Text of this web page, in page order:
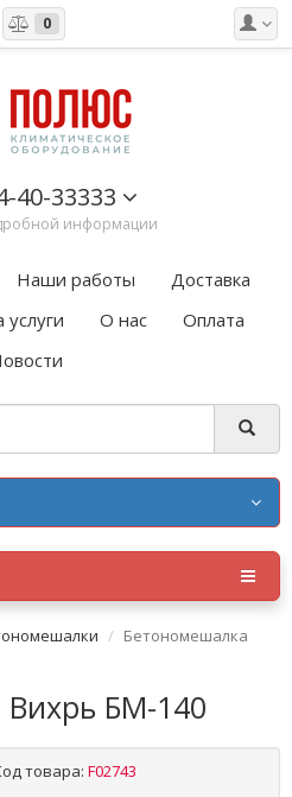
0
40-33333
информации
Наши работы
Доставка
О нас
Оплата
Бетономешалка
БМ-140
товара: F02743